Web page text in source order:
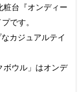
粧台『オンディー
です。
カジュアルテイ
ボウル」はオンデ